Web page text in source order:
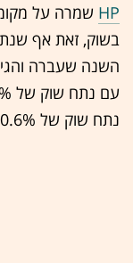
HP שמרה על
השנה שעברה והגיע ל-19.5%. את המקום
נתח שוק של 10.6%.